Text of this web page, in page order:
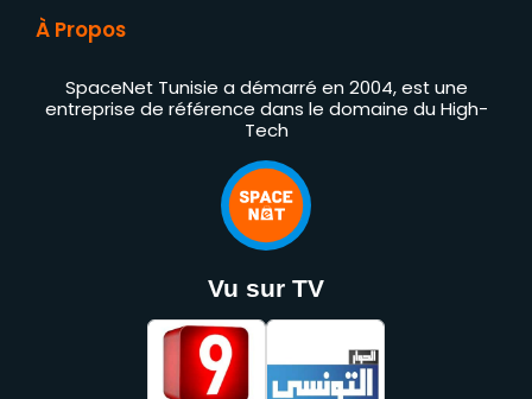
À Propos
SpaceNet Tunisie a démarré en 2004, est une
entreprise de référence dans le domaine du High-
Tech
Vu sur TV